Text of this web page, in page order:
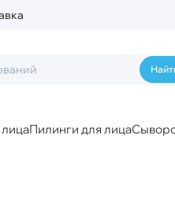
Пилинги для лица